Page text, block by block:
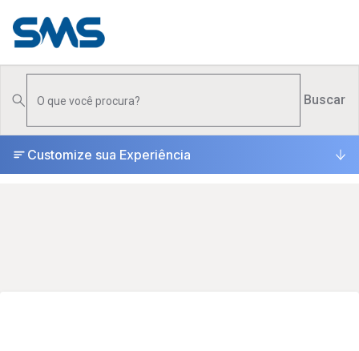
ONDE COMPRAR
SUPORTE ▾
Buscar
Customize sua Experiência